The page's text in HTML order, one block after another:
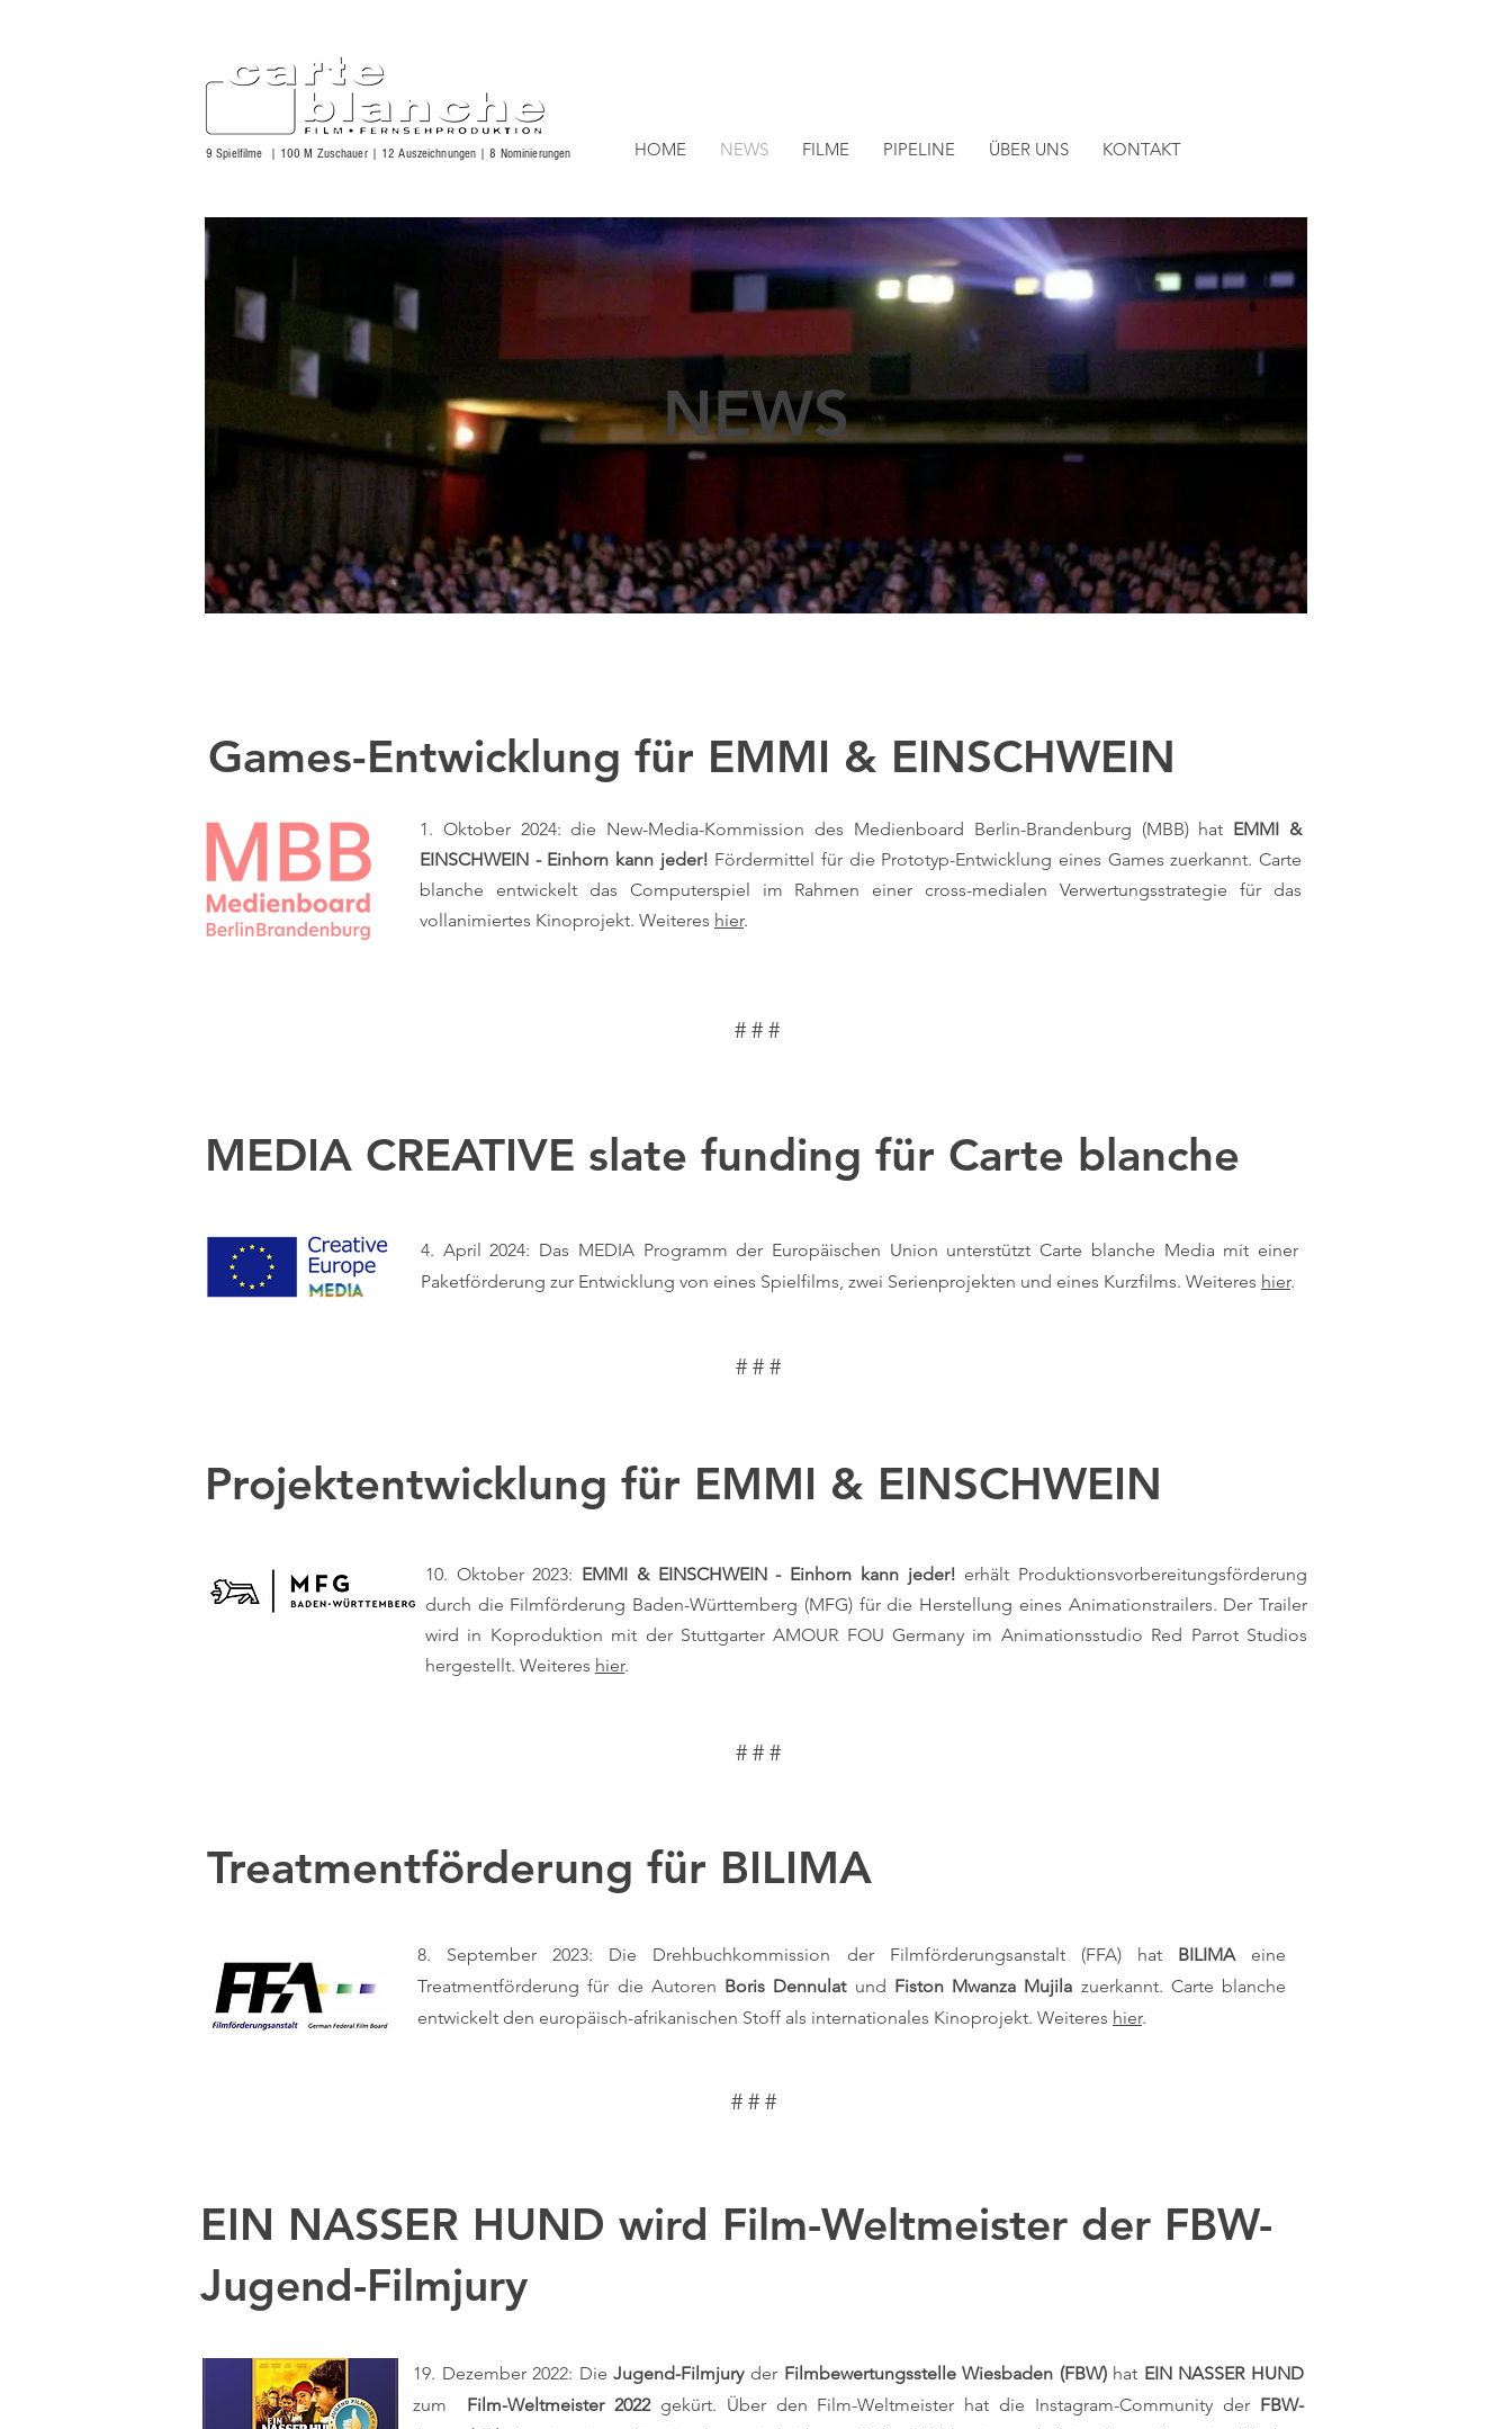
9 Spielfilme | 100 M Zuschauer | 12 Auszeichnungen | 8 Nominierungen HOME NEWS FILME PIPELINE ÜBER UNS KONTAKT
NEWS
Games-Entwicklung für EMMI & EINSCHWEIN
1. Oktober 2024: die New-Media-Kommission des Medienboard Berlin-Brandenburg (MBB) hat EMMI &
EINSCHWEIN - Einhorn kann jeder! Fördermittel für die Prototyp-Entwicklung eines Games zuerkannt. Carte
blanche entwickelt das Computerspiel im Rahmen einer cross-medialen Verwertungsstrategie für das
vollanimiertes Kinoprojekt. Weiteres hier.
# # #
MEDIA CREATIVE slate funding für Carte blanche
4. April 2024: Das MEDIA Programm der Europäischen Union unterstützt Carte blanche Media mit einer
Paketförderung zur Entwicklung von eines Spielfilms, zwei Serienprojekten und eines Kurzfilms. Weiteres hier.
# # #
Projektentwicklung für EMMI & EINSCHWEIN
10. Oktober 2023: EMMI & EINSCHWEIN - Einhorn kann jeder! erhält Produktionsvorbereitungsförderung
durch die Filmförderung Baden-Württemberg (MFG) für die Herstellung eines Animationstrailers. Der Trailer
wird in Koproduktion mit der Stuttgarter AMOUR FOU Germany im Animationsstudio Red Parrot Studios
hergestellt. Weiteres hier.
# # #
Treatmentförderung für BILIMA
8. September 2023: Die Drehbuchkommission der Filmförderungsanstalt (FFA) hat BILIMAeine
Treatmentförderung für die Autoren Boris Dennulatund Fiston Mwanza Mujila zuerkannt. Carte blanche
entwickelt den europäisch-afrikanischen Stoff als internationales Kinoprojekt. Weiteres hier.
# # #
EIN NASSER HUND wird Film-Weltmeister der FBW-
Jugend-Filmjury
19. Dezember 2022: DieJugend-Filmjuryder Filmbewertungsstelle Wiesbaden (FBW)hat EIN NASSER HUND
zum Film-Weltmeister 2022 gekürt. Über den Film-Weltmeister hat die Instagram-Community der FBW-